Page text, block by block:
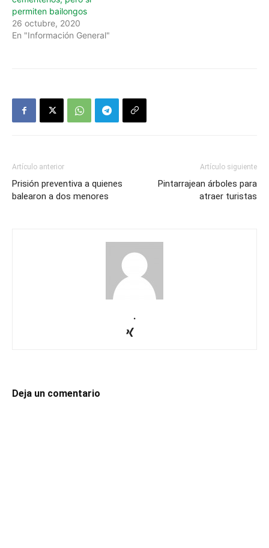
permiten bailongos
26 octubre, 2020
En "Información General"
Artículo anterior
Prisión preventiva a quienes
balearon a dos menores
Artículo siguiente
Pintarrajean árboles para
atraer turistas
.
Deja un comentario